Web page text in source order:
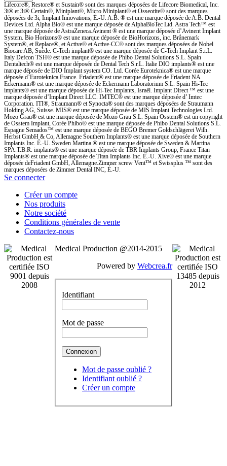
Lifecore®, Restore® et Sustain® sont des marques déposées de Lifecore Biomedical, Inc.
3i® et 3i® Certain®, Miniplant®, Micro Miniplant® et Osseotite® sont des marques
déposées de 3i, Implant Innovations, É.-U. A.B. ® est une marque déposée de A.B. Dental
Devices Ltd. Alpha Bio® est une marque déposée de AlphaBioTec Ltd. Astra Tech™ est
une marque déposée de AstraZeneca.Avinent ® est une marque déposée d’Avinent Implant
System. Bio Horizons® est une marque déposée de BioHorizons, inc. Brånemark
System®, et Replace®, et Active® et Active-CC® sont des marques déposées de Nobel
Biocare AB, Suède. C-Tech implant® est une marque déposée de C-Tech Implant S.r.L.
Italy Defcon TSH® est une marque déposée de Phibo Dental Solutions S.L. Spain
Dentaltech® est une marque déposée de Dental Tech S.r.L. Italie DIO implants® est une
marque déposée de DIO Implant system CO. Ltd. Corée Euroteknica® est une marque
déposée d’Euroteknica France. Friadent® est une marque déposée de Friadent NA
Eckermann® est une marque déposée de Eckermann Laboratorium S.L. Spain Hi-Tec
implants® est une marque déposée de Hi-Tec Implants, Israël. Implant Direct ™ est une
marque déposée d’Implant Direct LLC. IMTEC® est une marque déposée d’ Imtec
Corporation. ITI®, Straumann® et Synocta® sont des marques déposées de Straumann
Holding AG, Suisse. MIS® est une marque déposée de MIS Implant Technologies Ltd.
Mozo Grau® est une marque déposée de Mozo Grau S.L. Spain Osstem® est un copyright
de Osstem Implant, Corée Phibo® est une marque déposée de Phibo Dental Solutions S.L.
Espagne Semados™ est une marque déposée de BEGO Bremer Goldschlägerei Wilh.
Herbst GmbH & Co, Allemagne Southern Implants® est une marque déposée de Southern
Implants Inc. É.-U. Sweden Martina ® est une marque déposée de Sweden & Martina
SPA.T.B.R. implants® est une marque déposée de TBR Implants Group, France Titan
Implants® est une marque déposée de Titan Implants Inc. É.-U. Xive® est une marque
déposée deFriadent GmbH, Allemagne.Zimmer screw Vent™ et Swissplus ™ sont des
marques déposées de Zimmer Dental INC, É.-U.
Se connecter
Créer un compte
Nos produits
Notre société
Conditions générales de vente
Contactez-nous
Medical Production @2014-2015
Powered by Webcrea.fr
Identifiant
Mot de passe
Mot de passe oublié ?
Identifiant oublié ?
Créer un compte